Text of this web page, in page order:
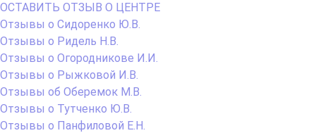
ОСТАВИТЬ ОТЗЫВ О ЦЕНТРЕ
Отзывы о Сидоренко Ю.В.
Отзывы о Ридель Н.В.
Отзывы о Огородникове И.И.
Отзывы о Рыжковой И.В.
Отзывы об Оберемок М.В.
Отзывы о Тутченко Ю.В.
Отзывы о Панфиловой Е.Н.